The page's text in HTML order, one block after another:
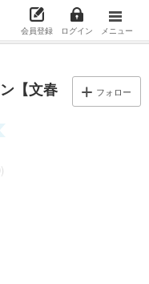
会員登録 ログイン メニュー
【文春
フォロー